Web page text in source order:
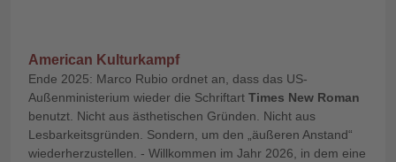
American Kulturkampf
Ende 2025: Marco Rubio ordnet an, dass das US-
Außenministerium wieder die Schriftart Times New Roman
benutzt. Nicht aus ästhetischen Gründen. Nicht aus
Lesbarkeitsgründen. Sondern, um den „äußeren Anstand“
wiederherzustellen. - Willkommen im Jahr 2026, in dem eine